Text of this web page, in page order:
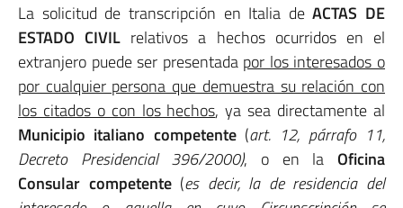
La solicitud de transcripción en Italia deACTAS DE
ESTADO CIVIL relativos a hechos ocurridos en el
extranjero puede ser presentada por los interesados ​​o
por cualquier persona que demuestra su relación con
los citados o con los hechos, ya sea directamente al
Municipio italiano competente(art. 12, párrafo 11,
Decreto Presidencial 396/2000), o en laOficina
Consular competente(es decir, la de residencia del